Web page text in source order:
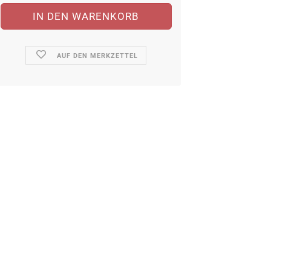
AUF DEN MERKZETTEL